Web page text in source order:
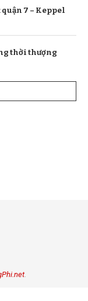
7 – Keppel
thời thượng
.